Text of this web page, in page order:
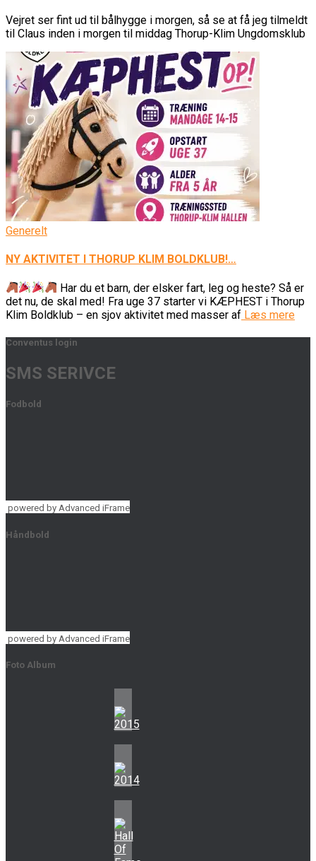
Vejret ser fint ud til bålhygge i morgen, så se at få jeg tilmeldt
til Claus inden i morgen til middag Thorup-Klim Ungdomsklub
Generelt
NY AKTIVITET I THORUP KLIM BOLDKLUB!…
Har du et barn, der elsker fart, leg og heste? Så er
det nu, de skal med! Fra uge 37 starter vi KÆPHEST i Thorup
Klim Boldklub – en sjov aktivitet med masser af Læs mere
Conventus login
SMS SERIVCE
Fodbold
powered by Advanced iFrame
Håndbold
powered by Advanced iFrame
Foto Album